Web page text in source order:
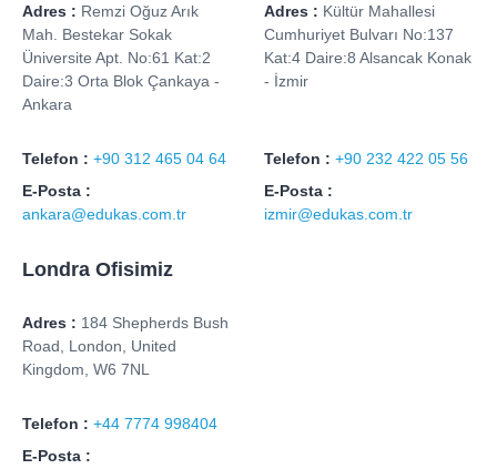
Adres : Remzi Oğuz Arık
Mah. Bestekar Sokak
Üniversite Apt. No:61 Kat:2
Daire:3 Orta Blok Çankaya -
Ankara
Telefon : +90 312 465 04 64
E-Posta :
ankara@edukas.com.tr
Adres : Kültür Mahallesi
Cumhuriyet Bulvarı No:137
Kat:4 Daire:8 Alsancak Konak
- İzmir
Telefon : +90 232 422 05 56
E-Posta :
izmir@edukas.com.tr
Londra Ofisimiz
Adres : 184 Shepherds Bush
Road, London, United
Kingdom, W6 7NL
Telefon : +44 7774 998404
E-Posta :